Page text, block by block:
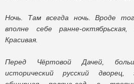
Ночь. Там всегда ночь. Вроде
вполне себе ранне-октябрьская,
Красивая.
Перед Чёртовой Дачей,
исторический русский дворец,